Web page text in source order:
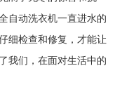
自动洗衣机一直进水的
细检查和修复，才能让
我们，在面对生活中的